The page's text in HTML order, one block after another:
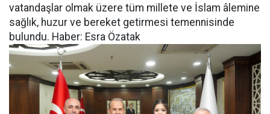
vatandaşlar olmak üzere tüm millete ve İslam âlemine
sağlık, huzur ve bereket getirmesi temennisinde
bulundu. Haber: Esra Özatak